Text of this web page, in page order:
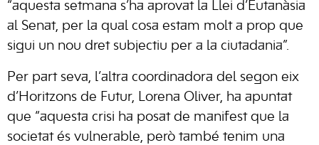
“aquesta setmana s’ha aprovat la Llei d’Eutanàsia
al Senat, per la qual cosa estam molt a prop que
sigui un nou dret subjectiu per a la ciutadania”.
Per part seva, l’altra coordinadora del segon eix
d’Horitzons de Futur, Lorena Oliver, ha apuntat
que “aquesta crisi ha posat de manifest que la
societat és vulnerable, però també tenim una